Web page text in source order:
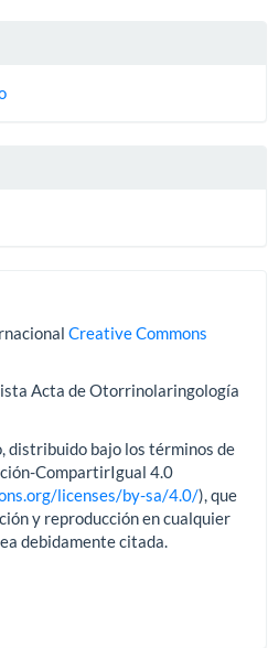
Creative Commons
Acta de Otorrinolaringología
distribuido bajo los términos de
CompartirIgual 4.0
licenses/by-sa/4.0/), que
y reproducción en cualquier
debidamente citada.